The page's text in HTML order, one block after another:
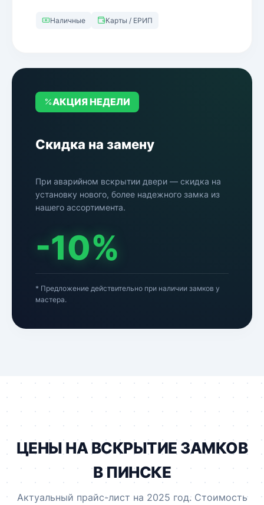
Наличные Карты / ЕРИП
АКЦИЯ НЕДЕЛИ
Скидка на замену
При аварийном вскрытии двери — скидка на
установку нового, более надежного замка из
нашего ассортимента.
-10%
* Предложение действительно при наличии замков у
мастера.
ЦЕНЫ НА ВСКРЫТИЕ ЗАМКОВ
В ПИНСКЕ
Актуальный прайс-лист на 2025 год. Стоимость